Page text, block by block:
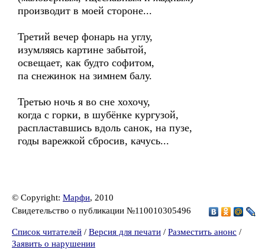
производит в моей стороне...
Третий вечер фонарь на углу,
изумляясь картине забытой,
освещает, как будто софитом,
па снежинок на зимнем балу.
Третью ночь я во сне хохочу,
когда с горки, в шубёнке кургузой,
распластавшись вдоль санок, на пузе,
годы варежкой сбросив, качусь...
© Copyright: Марфи, 2010
Свидетельство о публикации №110010305496
Список читателей / Версия для печати / Разместить анонс /
Заявить о нарушении